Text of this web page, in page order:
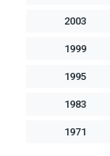
2003
1999
1995
1983
1971